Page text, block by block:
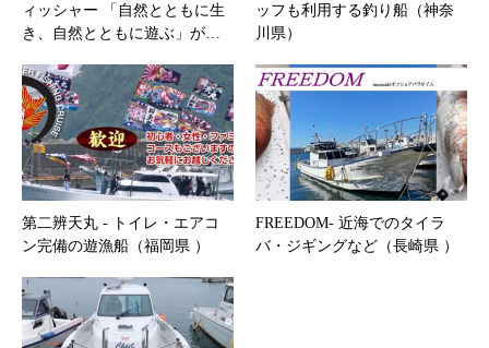
ィッシャー 「自然とともに生
き、自然とともに遊ぶ」が…
ッフも利用する釣り船（神奈
川県）
第二辨天丸 ‐ トイレ・エアコ
ン完備の遊漁船（福岡県 ）
FREEDOM‐ 近海でのタイラ
バ・ジギングなど（長崎県 ）